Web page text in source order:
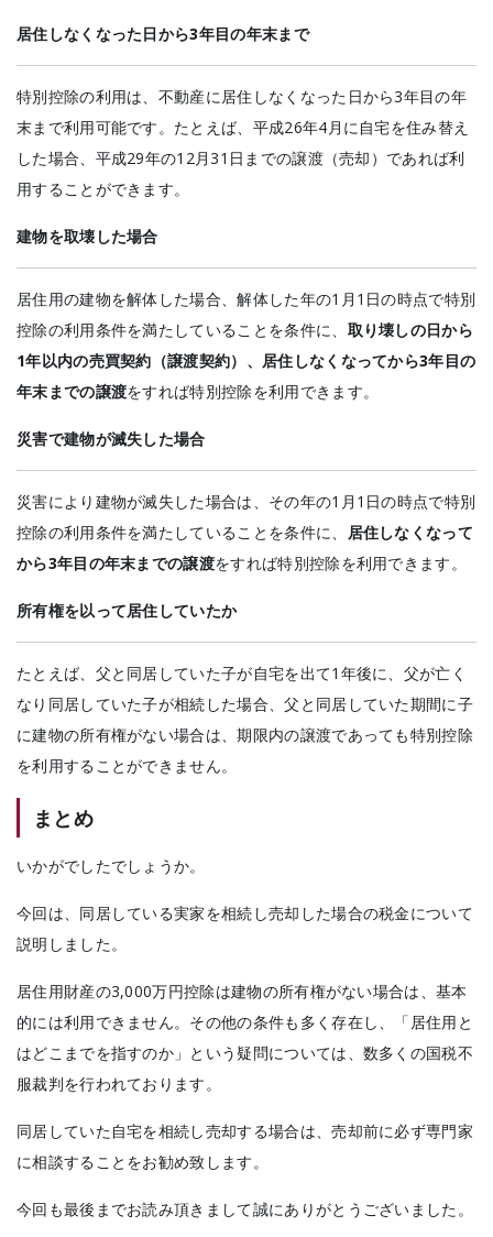
居住しなくなった日から3年目の年末まで
特別控除の利用は、不動産に居住しなくなった日から3年目の年
末まで利用可能です。たとえば、平成26年4月に自宅を住み替え
した場合、平成29年の12月31日までの譲渡（売却）であれば利
用することができます。
建物を取壊した場合
居住用の建物を解体した場合、解体した年の1月1日の時点で特別
控除の利用条件を満たしていることを条件に、 取り壊しの日から
1年以内の売買契約（譲渡契約）、居住しなくなってから3年目の
年末までの譲渡をすれば特別控除を利用できます。
災害で建物が滅失した場合
災害により建物が滅失した場合は、その年の1月1日の時点で特別
控除の利用条件を満たしていることを条件に、 居住しなくなって
から3年目の年末までの譲渡をすれば特別控除を利用できます。
所有権を以って居住していたか
たとえば、父と同居していた子が自宅を出て1年後に、父が亡く
なり同居していた子が相続した場合、父と同居していた期間に子
に建物の所有権がない場合は、期限内の譲渡であっても特別控除
を利用することができません。
まとめ
いかがでしたでしょうか。
今回は、同居している実家を相続し売却した場合の税金について
説明しました。
居住用財産の3,000万円控除は建物の所有権がない場合は、基本
的には利用できません。その他の条件も多く存在し、「居住用と
はどこまでを指すのか」という疑問については、数多くの国税不
服裁判を行われております。
同居していた自宅を相続し売却する場合は、売却前に必ず専門家
に相談することをお勧め致します。
今回も最後までお読み頂きまして誠にありがとうございました。